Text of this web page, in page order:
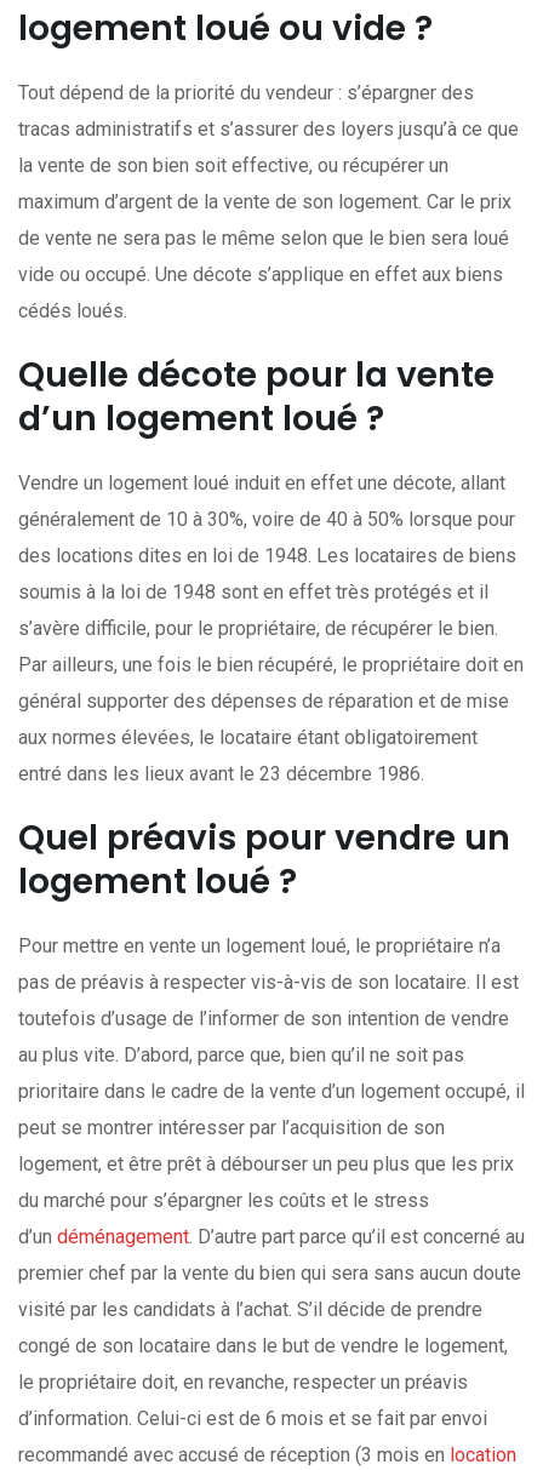
logement loué ou vide ?
Tout dépend de la priorité du vendeur : s’épargner des
tracas administratifs et s’assurer des loyers jusqu’à ce que
la vente de son bien soit effective, ou récupérer un
maximum d’argent de la vente de son logement. Car le prix
de vente ne sera pas le même selon que le bien sera loué
vide ou occupé. Une décote s’applique en effet aux biens
cédés loués.
Quelle décote pour la vente
d’un logement loué ?
Vendre un logement loué induit en effet une décote, allant
généralement de 10 à 30%, voire de 40 à 50% lorsque pour
des locations dites en loi de 1948. Les locataires de biens
soumis à la loi de 1948 sont en effet très protégés et il
s’avère difficile, pour le propriétaire, de récupérer le bien.
Par ailleurs, une fois le bien récupéré, le propriétaire doit en
général supporter des dépenses de réparation et de mise
aux normes élevées, le locataire étant obligatoirement
entré dans les lieux avant le 23 décembre 1986.
Quel préavis pour vendre un
logement loué ?
Pour mettre en vente un logement loué, le propriétaire n’a
pas de préavis à respecter vis-à-vis de son locataire. Il est
toutefois d’usage de l’informer de son intention de vendre
au plus vite. D’abord, parce que, bien qu’il ne soit pas
prioritaire dans le cadre de la vente d’un logement occupé, il
peut se montrer intéresser par l’acquisition de son
logement, et être prêt à débourser un peu plus que les prix
du marché pour s’épargner les coûts et le stress
d’un déménagement. D’autre part parce qu’il est concerné au
premier chef par la vente du bien qui sera sans aucun doute
visité par les candidats à l’achat. S’il décide de prendre
congé de son locataire dans le but de vendre le logement,
le propriétaire doit, en revanche, respecter un préavis
d’information. Celui-ci est de 6 mois et se fait par envoi
recommandé avec accusé de réception (3 mois en location